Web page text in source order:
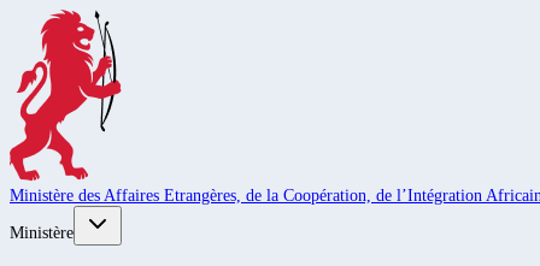
Ministère des Affaires Etrangères, de la Coopération, de l’Intégration
Ministère